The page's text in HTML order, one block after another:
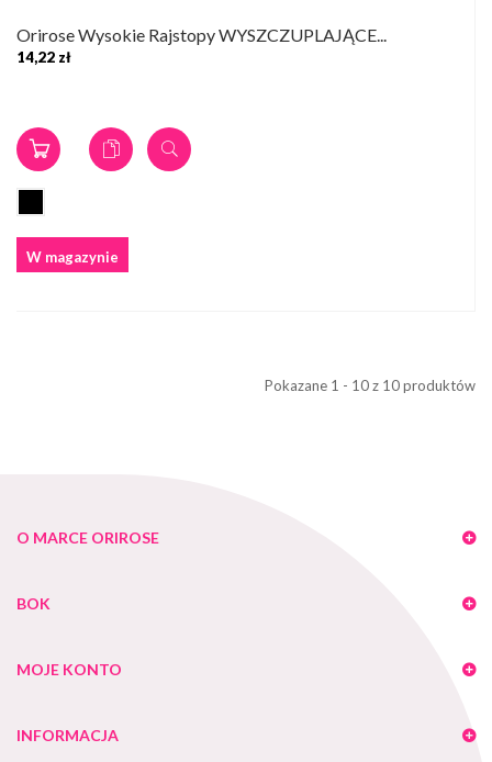
Orirose Wysokie Rajstopy WYSZCZUPLAJĄCE...
14,22 zł
W magazynie
Pokazane 1 - 10 z 10 produktów
O MARCE ORIROSE
BOK
MOJE KONTO
INFORMACJA